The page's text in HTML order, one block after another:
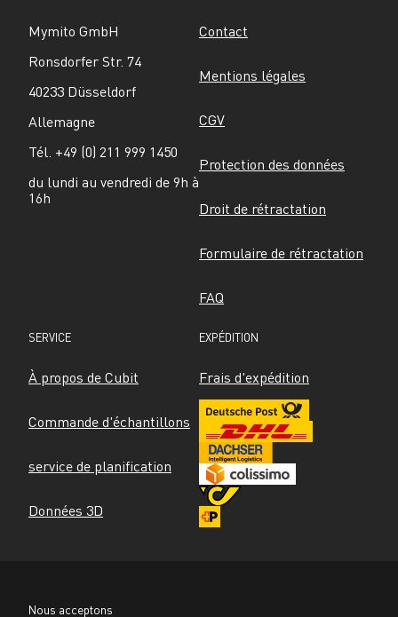
Mymito GmbH
Ronsdorfer Str. 74
40233 Düsseldorf
Allemagne
Tél. +49 (0) 211 999 1450
du lundi au vendredi de 9h à
16h
Contact
Mentions légales
CGV
Protection des données
Droit de rétractation
Formulaire de rétractation
FAQ
SERVICE
À propos de Cubit
Commande d'échantillons
service de planification
Données 3D
EXPÉDITION
Frais d'expédition
Nous acceptons